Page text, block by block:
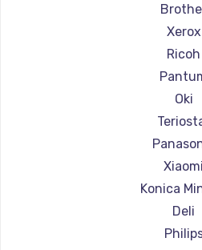
Xerox
Ricoh
Oki
Xiaomi
Konica
Deli